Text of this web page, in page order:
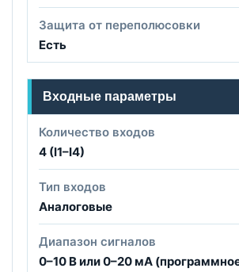
Защита от переполюсовки
Есть
Входные параметры
Количество входов
4 (I1–I4)
Тип входов
Аналоговые
Диапазон сигналов
0–10 В или 0–20 мА